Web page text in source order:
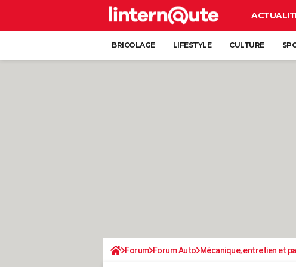
BRICOLAGE LIFESTYLE CULTURE
Forum Forum Auto Mécanique, entretien et